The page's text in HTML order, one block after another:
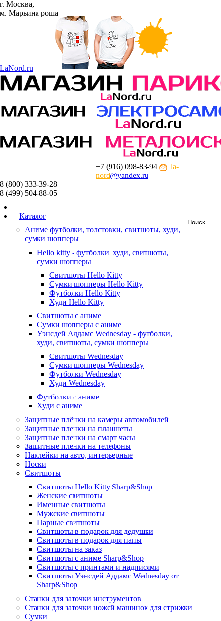
г. Москва,
м. Марьина роща
LaNord.ru
+7 (916) 098-83-94
la-
nord@yandex.ru
8 (800) 333-39-28
8 (499) 504-88-05
Каталог
Аниме футболки, толстовки, свитшоты, худи,
сумки шопперы
Hello kitty - футболки, худи, свитшоты,
сумки шопперы
Свитшоты Hello Kitty
Сумки шопперы Hello Kitty
Футболки Hello Kitty
Худи Hello Kitty
Свитшоты с аниме
Сумки шопперы с аниме
Уэнсдей Аддамс Wednesday - футболки,
худи, свитшоты, сумки шопперы
Свитшоты Wednesday
Сумки шопперы Wednesday
Футболки Wednesday
Худи Wednesday
Футболки с аниме
Худи с аниме
Защитные плёнки на камеры автомобилей
Защитные пленки на планшеты
Защитные пленки на смарт часы
Защитные пленки на телефоны
Наклейки на авто, интерьерные
Носки
Свитшоты
Cвитшоты Hello Kitty Sharp&Shop
Женские свитшоты
Именные свитшоты
Мужские свитшоты
Парные свитшоты
Свитшоты в подарок для дедушки
Свитшоты в подарок для папы
Свитшоты на заказ
Свитшоты с аниме Sharp&Shop
Свитшоты с принтами и надписями
Свитшоты Уэнсдей Аддамс Wednesday от
Sharp&Shop
Станки для заточки инструментов
Станки для заточки ножей машинок для стрижки
Сумки